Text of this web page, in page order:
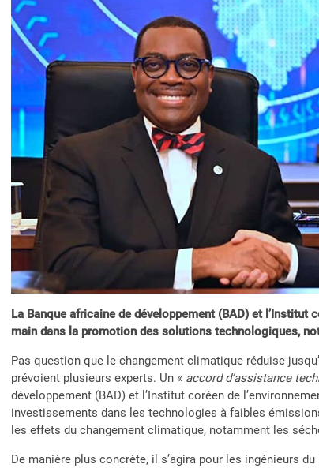
La Banque africaine de développement (BAD) et
main dans la promotion des solutions technologiques,
Pas question que le changement climatique réduise
prévoient plusieurs experts. Un « accord d’assistance
développement (BAD) et l’Institut coréen de
investissements dans les technologies à faibles
les effets du changement climatique, notamment les
De manière plus concrète, il s’agira pour les ingénieurs